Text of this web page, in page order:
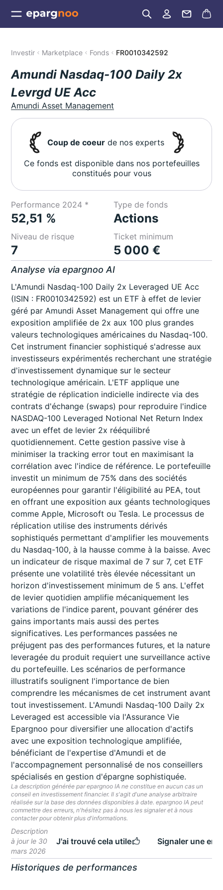
Investir Marketplace Fonds FR0010342592
Amundi Nasdaq-100 Daily 2x
Levrgd UE Acc
Amundi Asset Management
Coup de coeur de nos experts
Ce fonds est disponible dans nos portefeuilles
constitués pour vous
Performance 2024 *
52,51 %
Type de fonds
Actions
Niveau de risque
7
Ticket minimum
5 000 €
Analyse via epargnoo AI
L'Amundi Nasdaq-100 Daily 2x Leveraged UE Acc
(ISIN : FR0010342592) est un ETF à effet de levier
géré par Amundi Asset Management qui offre une
exposition amplifiée de 2x aux 100 plus grandes
valeurs technologiques américaines du Nasdaq-100.
Cet instrument financier sophistiqué s'adresse aux
investisseurs expérimentés recherchant une stratégie
d'investissement dynamique sur le secteur
technologique américain. L'ETF applique une
stratégie de réplication indicielle indirecte via des
contrats d'échange (swaps) pour reproduire l'indice
NASDAQ-100 Leveraged Notional Net Return Index
avec un effet de levier 2x rééquilibré
quotidiennement. Cette gestion passive vise à
minimiser la tracking error tout en maximisant la
corrélation avec l'indice de référence. Le portefeuille
investit un minimum de 75% dans des sociétés
européennes pour garantir l'éligibilité au PEA, tout
en offrant une exposition aux géants technologiques
comme Apple, Microsoft ou Tesla. Le processus de
réplication utilise des instruments dérivés
sophistiqués permettant d'amplifier les mouvements
du Nasdaq-100, à la hausse comme à la baisse. Avec
un indicateur de risque maximal de 7 sur 7, cet ETF
présente une volatilité très élevée nécessitant un
horizon d'investissement minimum de 5 ans. L'effet
de levier quotidien amplifie mécaniquement les
variations de l'indice parent, pouvant générer des
gains importants mais aussi des pertes
significatives. Les performances passées ne
préjugent pas des performances futures, et la nature
leveragée du produit requiert une surveillance active
du portefeuille. Les scénarios de performance
illustratifs soulignent l'importance de bien
comprendre les mécanismes de cet instrument avant
tout investissement. L'Amundi Nasdaq-100 Daily 2x
Leveraged est accessible via l'Assurance Vie
Epargnoo pour diversifier une allocation d'actifs
avec une exposition technologique amplifiée,
bénéficiant de l'expertise d'Amundi et de
l'accompagnement personnalisé de nos conseillers
spécialisés en gestion d'épargne sophistiquée.
La description générée par epargnoo IA ne constitue en aucun cas un
conseil en investissement financier. Il s'agit d'une analyse arbitraire
réalisée sur la base des données disponibles à date. epargnoo IA peut
commettre des erreurs, n'hésitez pas à nous les signaler et à nous
contacter pour obtenir plus d'informations.
Description
à jour le 30
mars 2026
J'ai trouvé cela utile Signaler une
Historiques de performances